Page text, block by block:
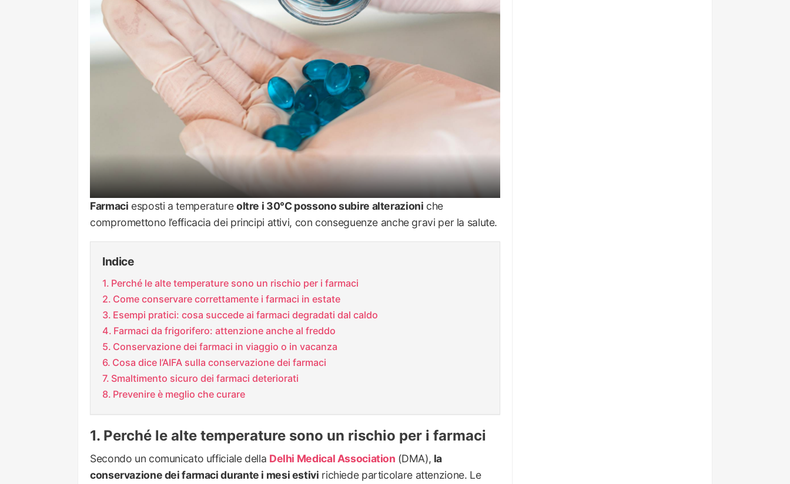
Farmaci esposti a temperatureoltre i 30°C possono subire alterazioni che
compromettono l’efficacia dei principi attivi, con conseguenze anche gravi per la salute.
Indice
Perché le alte temperature sono un rischio per i farmaci
Come conservare correttamente i farmaci in estate
Esempi pratici: cosa succede ai farmaci degradati dal caldo
Farmaci da frigorifero: attenzione anche al freddo
Conservazione dei farmaci in viaggio o in vacanza
Cosa dice l’AIFA sulla conservazione dei farmaci
Smaltimento sicuro dei farmaci deteriorati
Prevenire è meglio che curare
Perché le alte temperature sono un rischio per i farmaci
Secondo un comunicato ufficiale della Delhi Medical Association (DMA), la
conservazione dei farmaci durante i mesi estivi richiede particolare attenzione. Le